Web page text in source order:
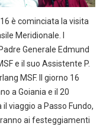
è cominciata la visita
Meridionale. I
Generale Edmund
e il suo Assistente P.
MSF. Il giorno 16
a Goiania e il 20
viaggio a Passo Fundo,
ai festeggiamenti